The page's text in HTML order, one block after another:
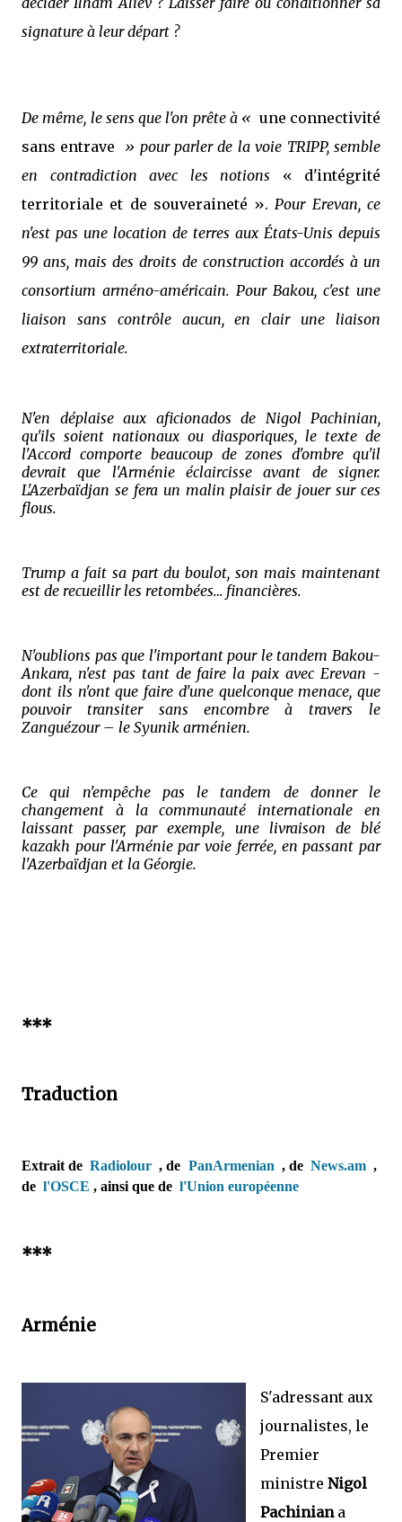
signature à leur départ ?
De même, le sens que l'on prête à « une connectivité
sans entrave
» pour parler de la voie TRIPP, semble
en contradiction avec les notions « d'intégrité
territoriale et de souveraineté ».Pour Erevan, ce
n'est pas une location de terres aux États-Unis depuis
99 ans, mais des droits de construction accordés à un
consortium arméno-américain. Pour Bakou, c'est une
liaison sans contrôle aucun, en clair une liaison
extraterritoriale.
N'en déplaise aux aficionados de Nigol Pachinian,
qu'ils soient nationaux ou diasporiques, le texte de
l'Accord comporte beaucoup de zones d'ombre qu'il
devrait que l'Arménie éclaircisse avant de signer.
L'Azerbaïdjan se fera un malin plaisir de jouer sur ces
flous.
Trump a fait sa part du boulot, son mais maintenant
est de recueillir les retombées… financières.
N'oublions pas que l'important pour le tandem Bakou-
Ankara, n'est pas tant de faire la paix avec Erevan -
dont ils n'ont que faire d'une quelconque menace, que
pouvoir transiter sans encombre à travers le
Zanguézour – le Syunik arménien.
Ce qui n'empêche pas le tandem de donner le
changement à la communauté internationale en
laissant passer, par exemple, une livraison de blé
kazakh pour l'Arménie par voie ferrée, en passant par
l'Azerbaïdjan et la Géorgie.
***
Traduction
Extrait deRadiolour , de PanArmenian , de News.am,
de l'OSCE , ainsi que de l'Union européenne
***
Arménie
S'adressant aux
journalistes, le
Premier
ministre Nigol
Pachiniana